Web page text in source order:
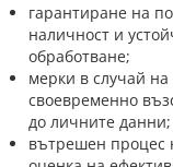
гарантиране на
наличност и
обработване;
мерки в случай
своевременно
до личните данни;
вътрешен процес